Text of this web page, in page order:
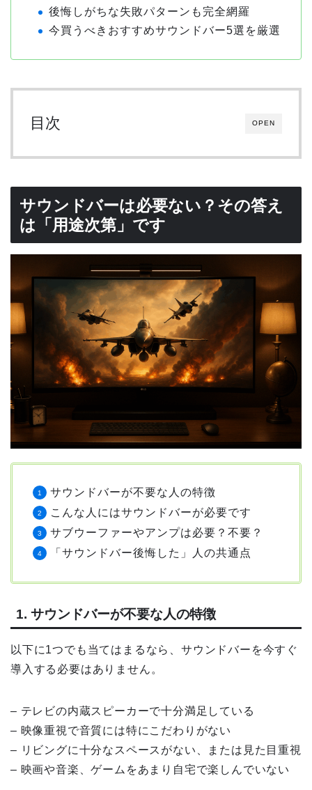
後悔しがちな失敗パターンも完全網羅
今買うべきおすすめサウンドバー5選を厳選
OPEN
目次
サウンドバーは必要ない？その答え
は「用途次第」です
サウンドバーが不要な人の特徴
こんな人にはサウンドバーが必要です
サブウーファーやアンプは必要？不要？
「サウンドバー後悔した」人の共通点
1. サウンドバーが不要な人の特徴
以下に1つでも当てはまるなら、サウンドバーを今すぐ
導入する必要はありません。
– テレビの内蔵スピーカーで十分満足している
– 映像重視で音質には特にこだわりがない
– リビングに十分なスペースがない、または見た目重視
– 映画や音楽、ゲームをあまり自宅で楽しんでいない